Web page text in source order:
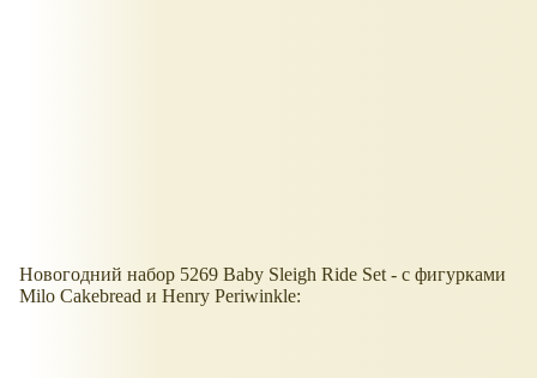
Новогодний набор 5269 Baby Sleigh Ride Set - с фигурками
Milo Cakebread и Henry Periwinkle: